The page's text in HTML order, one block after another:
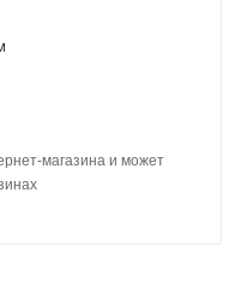
магазина и может